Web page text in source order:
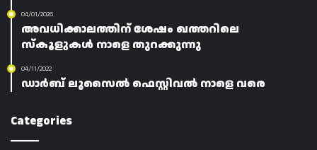
04/01/2026
അവധിക്കാലത്തിന് ശേഷം ഖത്തറിലെ
സ്കൂളുകൾ നാളെ തുറക്കുന്നു
04/11/2022
ഡാർബ് ലുസൈൽ ഫെസ്റ്റിവൽ നാളെ വരെ
Categories